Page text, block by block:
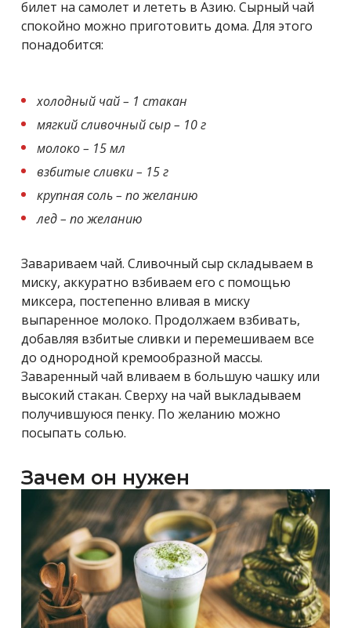
билет на самолет и лететь в Азию. Сырный чай
спокойно можно приготовить дома. Для этого
понадобится:
холодный чай – 1 стакан
мягкий сливочный сыр – 10 г
молоко – 15 мл
взбитые сливки – 15 г
крупная соль – по желанию
лед – по желанию
Завариваем чай. Сливочный сыр складываем в
миску, аккуратно взбиваем его с помощью
миксера, постепенно вливая в миску
выпаренное молоко. Продолжаем взбивать,
добавляя взбитые сливки и перемешиваем все
до однородной кремообразной массы.
Заваренный чай вливаем в большую чашку или
высокий стакан. Сверху на чай выкладываем
получившуюся пенку. По желанию можно
посыпать солью.
Зачем он нужен